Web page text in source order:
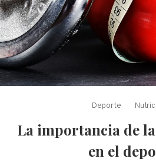
Deporte
La importancia de
en el